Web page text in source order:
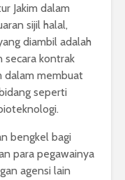
Jakim dalam
sijil halal,
diambil adalah
secara kontrak
dalam membuat
seperti
bengkel bagi
para pegawainya
agensi lain